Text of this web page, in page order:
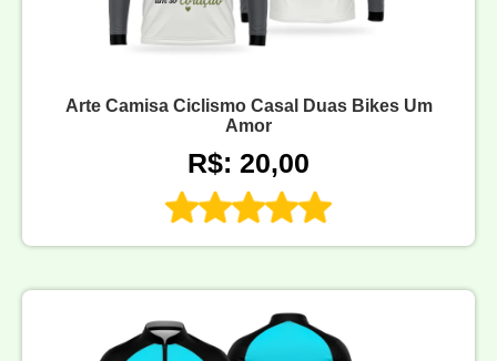
Arte Camisa Ciclismo Casal Duas Bikes Um
Amor
R$: 20,00